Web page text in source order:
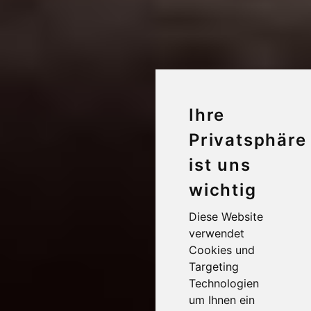
Ihre
Privatsphäre
ist uns
wichtig
Diese Website
verwendet
Cookies und
Targeting
Technologien
um Ihnen ein